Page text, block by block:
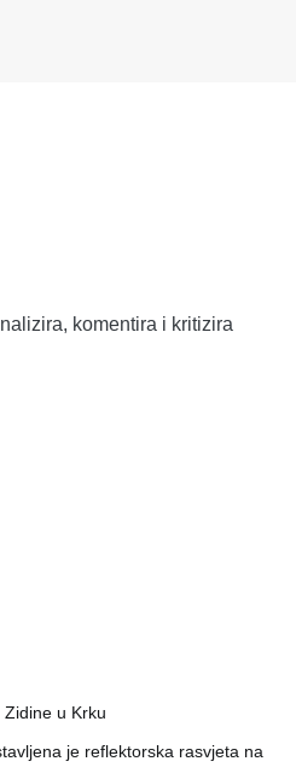
komentira i kritizira
Zidine u Krku
je reflektorska rasvjeta na